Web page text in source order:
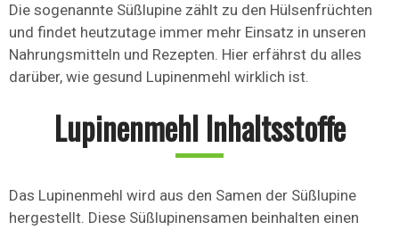
Die sogenannte Süßlupine zählt zu den Hülsenfrüchten
und findet heutzutage immer mehr Einsatz in unseren
Nahrungsmitteln und Rezepten. Hier erfährst du alles
darüber, wie gesund Lupinenmehl wirklich ist.
Lupinenmehl Inhaltsstoffe
Das Lupinenmehl wird aus den Samen der Süßlupine
hergestellt. Diese Süßlupinensamen beinhalten einen